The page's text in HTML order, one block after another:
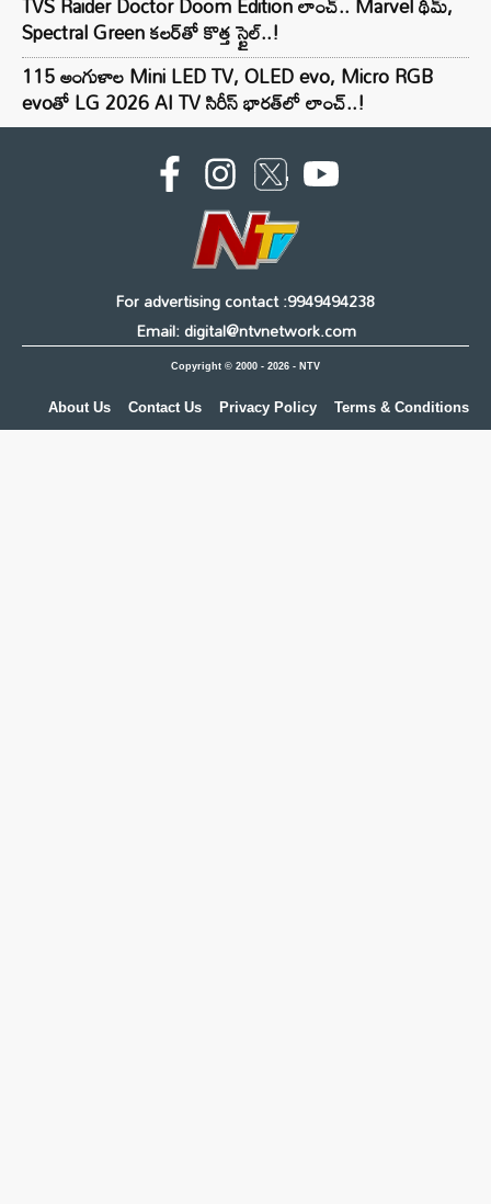
Spectral Green కలర్‌తో కొత్త స్టైల్..!
115 అంగుళాల Mini LED TV, OLED evo, Micro RGB
evoతో LG 2026 AI TV సిరీస్ భారత్‌లో లాంచ్..!
For advertising contact :9949494238
Email: digital@ntvnetwork.com
Copyright © 2000 - 2026 - NTV
About Us Contact Us Privacy Policy Terms & Conditions